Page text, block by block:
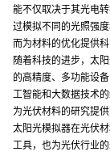
能不仅取决于其光电
过模拟不同的光照强
而为材料的优化提供科
随着科技的进步，太
的高精度、多功能设
工智能和大数据技术
为光伏材料的研究提供
太阳光模拟器在光伏
工具，也为光伏行业